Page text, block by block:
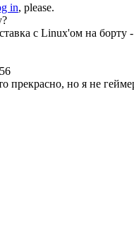
in, please.
с Linux'ом на борту
прекрасно, но я не